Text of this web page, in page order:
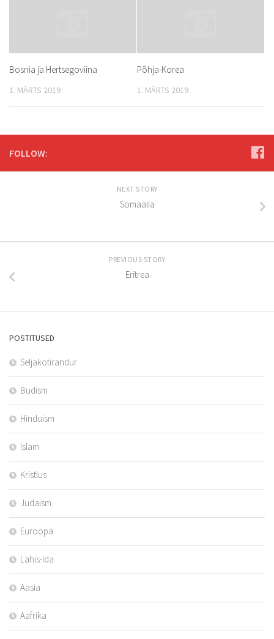
Bosnia ja Hertsegoviina
1. MÄRTS 2019
Põhja-Korea
1. MÄRTS 2019
FOLLOW:
NEXT STORY
Somaalia
PREVIOUS STORY
Eritrea
POSTITUSED
Seljakotirändur
Budism
Hinduism
Islam
Kristlus
Judaism
Euroopa
Lähis-Ida
Aasia
Aafrika